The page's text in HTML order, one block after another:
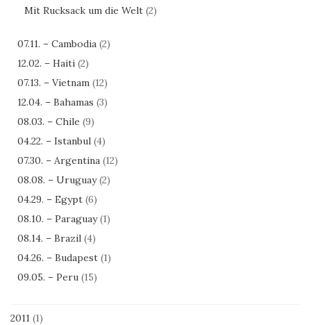
Mit Rucksack um die Welt (2)
07.11. – Cambodia (2)
12.02. – Haiti (2)
07.13. – Vietnam (12)
12.04. – Bahamas (3)
08.03. – Chile (9)
04.22. – Istanbul (4)
07.30. – Argentina (12)
08.08. – Uruguay(2)
04.29. – Egypt (6)
08.10. – Paraguay(1)
08.14. – Brazil (4)
04.26. – Budapest (1)
09.05. – Peru (15)
2011 (1)